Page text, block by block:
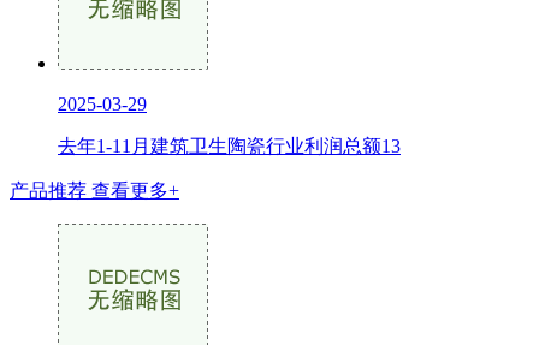
2025-03-29
去年1-11月建筑卫生陶瓷行业利润总额13
产品推荐 查看更多+